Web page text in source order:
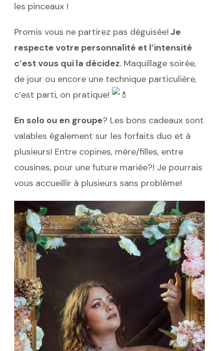
les pinceaux !
Promis vous ne partirez pas déguisée! Je
respecte votre personnalité et l’intensité
c’est vous qui la décidez. Maquillage soirée,
de jour ou encore une technique particulière,
c’est parti, on pratique!
En solo ou en groupe? Les bons cadeaux sont
valables également sur les forfaits duo et à
plusieurs! Entre copines, mère/filles, entre
cousines, pour une future mariée?! Je pourrais
vous accueillir à plusieurs sans problème!